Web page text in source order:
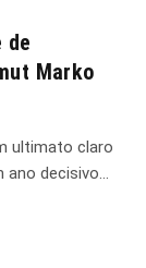
de
Marko
ultimato claro
ano decisivo…